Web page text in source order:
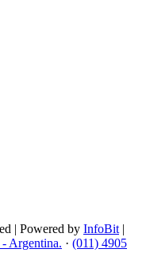
| Powered by InfoBit|
Argentina. · (011) 4905